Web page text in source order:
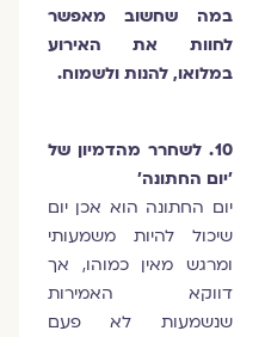
במה שחשוב מאפשר
לחוות את האירוע
במלואו, להנות ולשמוח.
10. לשחרר מהדמיון של
'יום החתונה'
יום החתונה הוא אכן יום
שיכול להיות משמעותי
ומרגש מאין כמוהו, אך
דווקא האמירות
שנשמעות לא פעם